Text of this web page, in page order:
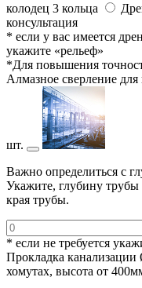
колодец 3 кольца
консультация
* если у вас имеется
укажите «рельеф»
*Для повышения
Алмазное сверление
шт.
Важно определиться с
Укажите, глубину трубы
края трубы.
* если не требуется
Прокладка
хомутах, высота от